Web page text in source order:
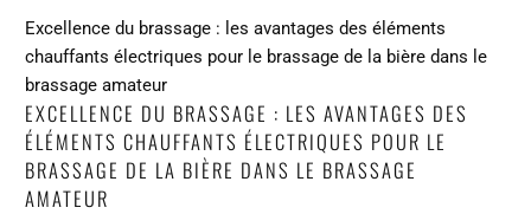
Excellence du brassage : les avantages des éléments
chauffants électriques pour le brassage de la bière dans le
brassage amateur
EXCELLENCE DU BRASSAGE : LES AVANTAGES DES
ÉLÉMENTS CHAUFFANTS ÉLECTRIQUES POUR LE
BRASSAGE DE LA BIÈRE DANS LE BRASSAGE
AMATEUR